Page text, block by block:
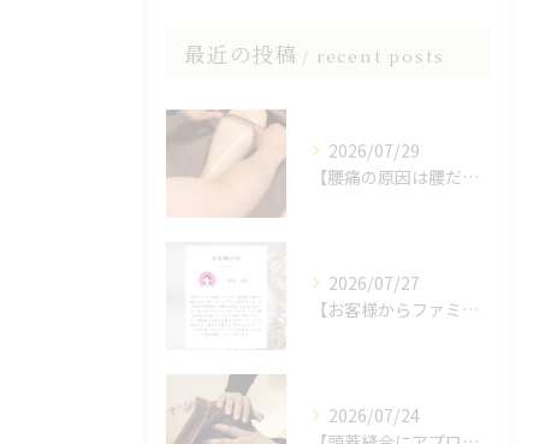
最近の投稿 recent posts
2026/07/29
【腰痛の原因は腰だけじゃない？】
2026/07/27
【お客様からファミリア整体院の口コミをいただきました】
2026/07/24